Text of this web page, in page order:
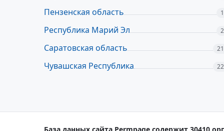
Пензенская область 1
Республика Марий Эл 2
Саратовская область 21
Чувашская Республика 22